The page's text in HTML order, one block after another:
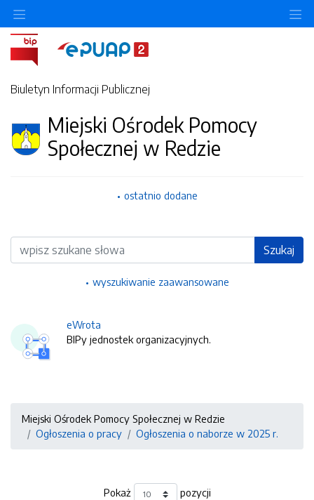
Biuletyn Informacji Publicznej
Miejski Ośrodek Pomocy
Społecznej w Redzie
ostatnio dodane
Wyszukiwarka Szukaj
wyszukiwanie zaawansowane
eWrota
BIPy jednostek organizacyjnych.
Miejski Ośrodek Pomocy Społecznej w Redzie
Ogłoszenia o pracy
Ogłoszenia o naborze w 2025 r.
Pokaż pozycji